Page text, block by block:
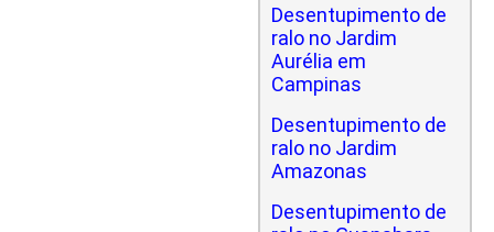
Desentupimento de
ralo no Jardim
Aurélia em
Campinas
Desentupimento de
ralo no Jardim
Amazonas
Desentupimento de